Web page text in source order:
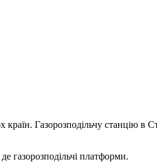
країн. Газорозподільчу станцію
газорозподільчі платформи.